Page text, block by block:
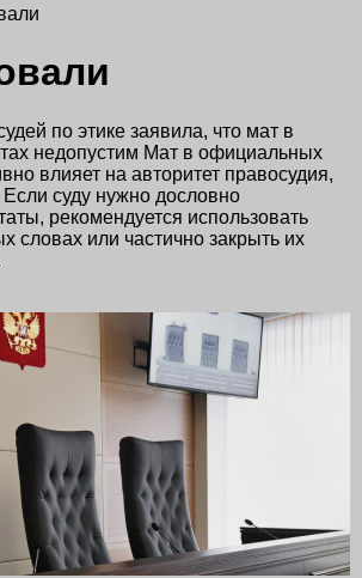
по этике заявила, что мат в
недопустим Мат в официальных
влияет на авторитет правосудия,
Если суду нужно дословно
рекомендуется использовать
словах или частично закрыть их